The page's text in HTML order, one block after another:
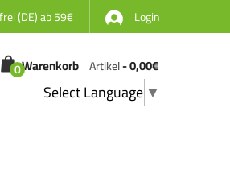
(DE) ab 59€ Login
Warenkorb
0 Artikel-0,00€
Select Language ▼